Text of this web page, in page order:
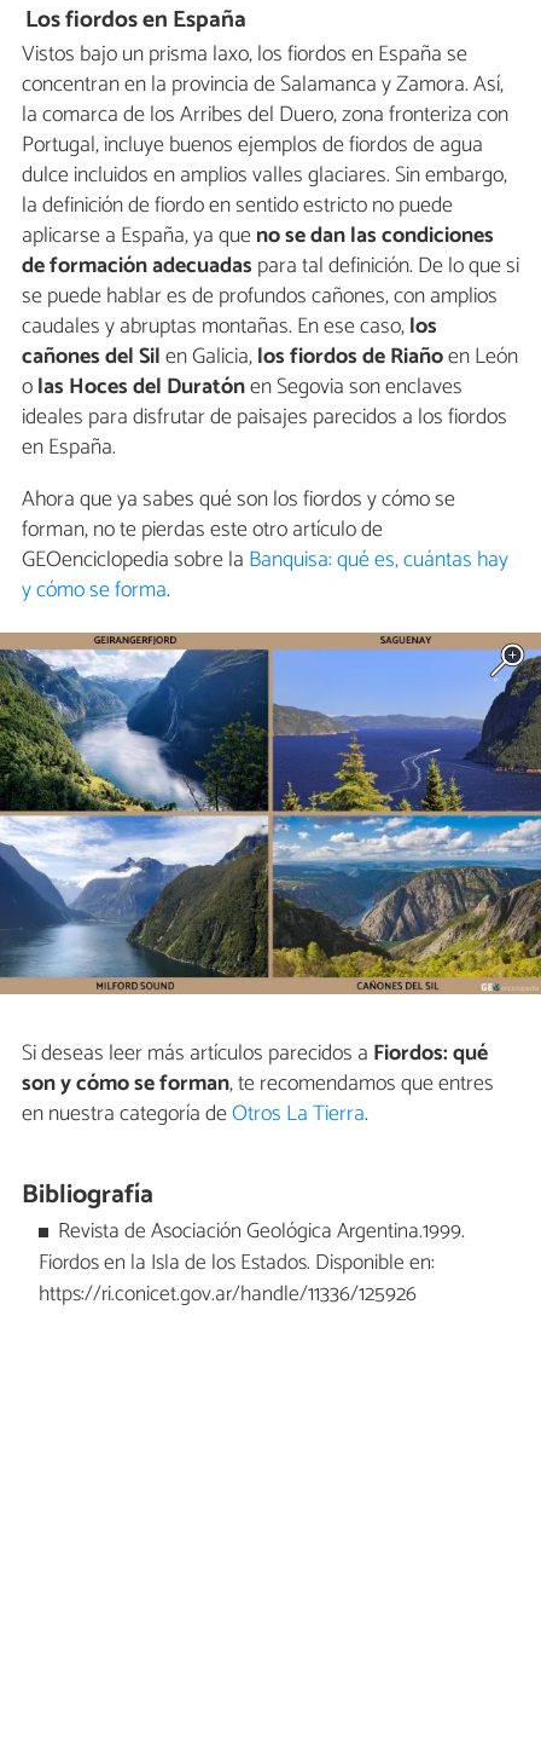
Los fiordos en España
Vistos bajo un prisma laxo, los fiordos en España se
concentran en la provincia de Salamanca y Zamora. Así,
la comarca de los Arribes del Duero, zona fronteriza con
Portugal, incluye buenos ejemplos de fiordos de agua
dulce incluidos en amplios valles glaciares. Sin embargo,
la definición de fiordo en sentido estricto no puede
aplicarse a España, ya queno se dan las condiciones
de formación adecuadas para tal definición. De lo que si
se puede hablar es de profundos cañones, con amplios
caudales y abruptas montañas. En ese caso,los
cañones del Silen Galicia,los fiordos de Riañoen León
olas Hoces del Duratónen Segovia son enclaves
ideales para disfrutar de paisajes parecidos a los fiordos
en España.
Ahora que ya sabes qué son los fiordos y cómo se
forman, no te pierdas este otro artículo de
GEOenciclopedia sobre la Banquisa: qué es, cuántas hay
y cómo se forma.
Si deseas leer más artículos parecidos a Fiordos: qué
son y cómo se forman, te recomendamos que entres
en nuestra categoría deOtros La Tierra.
Bibliografía
Revista de Asociación Geológica Argentina.1999.
Fiordos en la Isla de los Estados. Disponible en:
https://ri.conicet.gov.ar/handle/11336/125926